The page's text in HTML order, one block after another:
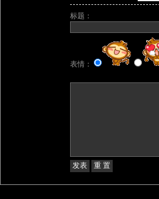
标题：
表情：